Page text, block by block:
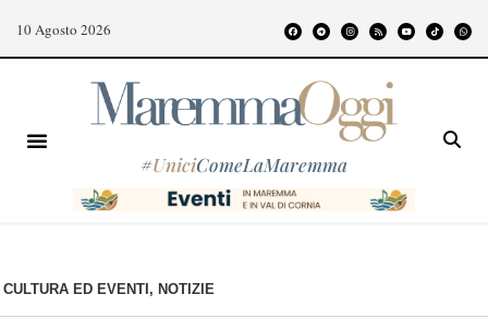
10 Agosto 2026
#UniciComeLaMaremma
CULTURA ED EVENTI , NOTIZIE